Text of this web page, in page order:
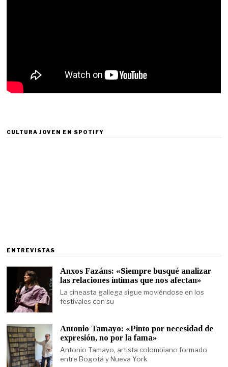
CULTURA JOVEN EN SPOTIFY
ENTREVISTAS
Anxos Fazáns: «Siempre busqué analizar
las relaciones íntimas que nos afectan»
La cineasta gallega sigue moviéndose en los
festivales con su
Antonio Tamayo: «Pinto por necesidad de
expresión, no por la fama»
Antonio Tamayo, artista colombiano formado
entre Bogotá y Nueva York